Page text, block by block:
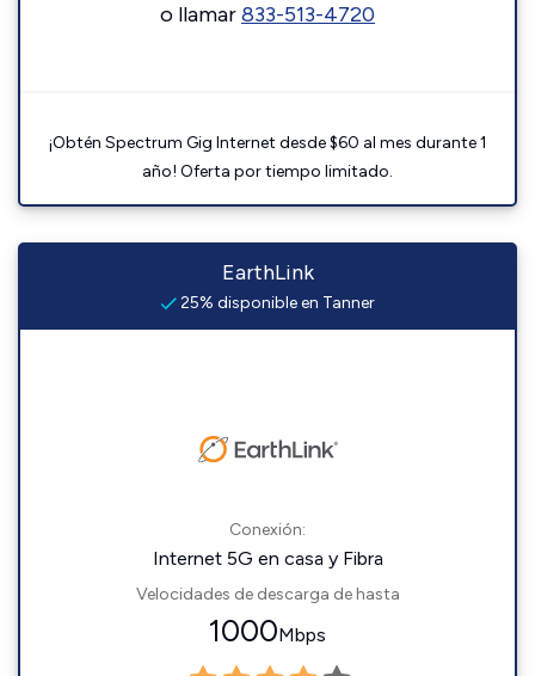
o llamar833-513-4720
¡Obtén Spectrum Gig Internet desde $60 al mes durante 1
año! Oferta por tiempo limitado.
EarthLink
25% disponible en Tanner
Conexión:
Internet 5G en casa y Fibra
Velocidades de descarga de hasta
1000Mbps